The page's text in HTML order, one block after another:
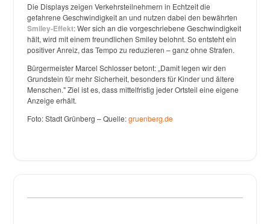
Die Displays zeigen Verkehrsteilnehmern in Echtzeit die
gefahrene Geschwindigkeit an und nutzen dabei den bewährten
Smiley-Effekt: Wer sich an die vorgeschriebene Geschwindigkeit
hält, wird mit einem freundlichen Smiley belohnt. So entsteht ein
positiver Anreiz, das Tempo zu reduzieren – ganz ohne Strafen.
Bürgermeister Marcel Schlosser betont: „Damit legen wir den
Grundstein für mehr Sicherheit, besonders für Kinder und ältere
Menschen." Ziel ist es, dass mittelfristig jeder Ortsteil eine eigene
Anzeige erhält.
Foto: Stadt Grünberg – Quelle:gruenberg.de